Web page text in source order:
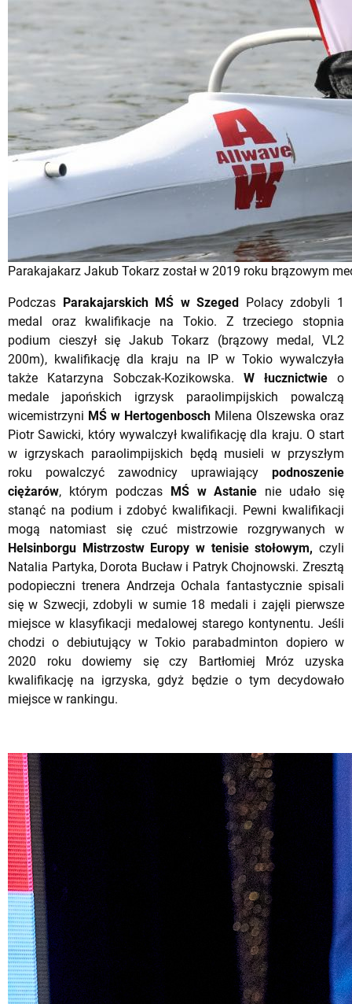
Parakajakarz Jakub Tokarz został w 2019 roku brązowym
Podczas Parakajarskich MŚ w Szeged Polacy zdobyli 1
medal oraz kwalifikacje na Tokio. Z trzeciego stopnia
podium cieszył się Jakub Tokarz (brązowy medal, VL2
200m), kwalifikację dla kraju na IP w Tokio wywalczyła
także Katarzyna Sobczak-Kozikowska. W łucznictwie o
medale japońskich igrzysk paraolimpijskich powalczą
wicemistrzyni MŚ w Hertogenbosch Milena Olszewska oraz
Piotr Sawicki, który wywalczył kwalifikację dla kraju. O start
w igrzyskach paraolimpijskich będą musieli w przyszłym
roku powalczyć zawodnicy uprawiający podnoszenie
ciężarów, którym podczas MŚ w Astanie nie udało się
stanąć na podium i zdobyć kwalifikacji. Pewni kwalifikacji
mogą natomiast się czuć mistrzowie rozgrywanych w
Helsinborgu Mistrzostw Europy w tenisie stołowym, czyli
Natalia Partyka, Dorota Bucław i Patryk Chojnowski. Zresztą
podopieczni trenera Andrzeja Ochala fantastycznie spisali
się w Szwecji, zdobyli w sumie 18 medali i zajęli pierwsze
miejsce w klasyfikacji medalowej starego kontynentu. Jeśli
chodzi o debiutujący w Tokio parabadminton dopiero w
2020 roku dowiemy się czy Bartłomiej Mróz uzyska
kwalifikację na igrzyska, gdyż będzie o tym decydowało
miejsce w rankingu.